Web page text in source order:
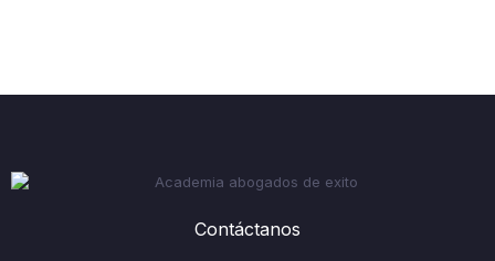
Contáctanos